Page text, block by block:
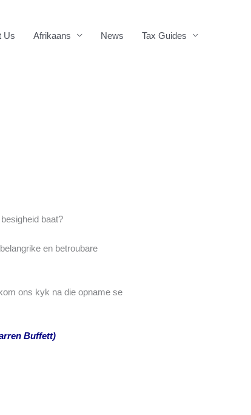
Us Afrikaans News Tax Guides
baat?
en betroubare
ons kyk na die opname se
Buffett)